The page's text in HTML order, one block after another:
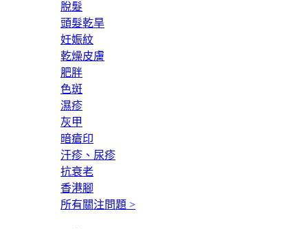
脫髮
頭髮乾旱
妊娠紋
乾燥皮膚
肥胖
色斑
濕疹
灰甲
暗瘡印
汗疹、尿疹
抗衰老
香港腳
所有關注問題 >